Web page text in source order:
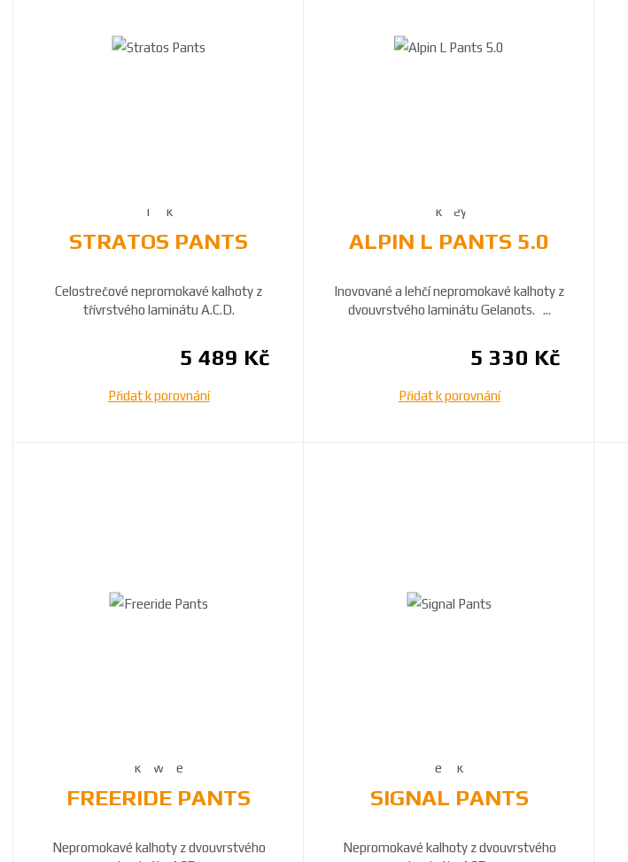
STRATOS PANTS
Celostrečové nepromokavé kalhoty z
třívrstvého laminátu A.C.D.
5 489 Kč
Přidat k porovnání
ALPIN L PANTS 5.0
Inovované a lehčí nepromokavé kalhoty z
dvouvrstvého laminátu Gelanots. ...
5 330 Kč
Přidat k porovnání
FREERIDE PANTS
Nepromokavé kalhoty z dvouvrstvého
SIGNAL PANTS
Nepromokavé kalhoty z dvouvrstvého